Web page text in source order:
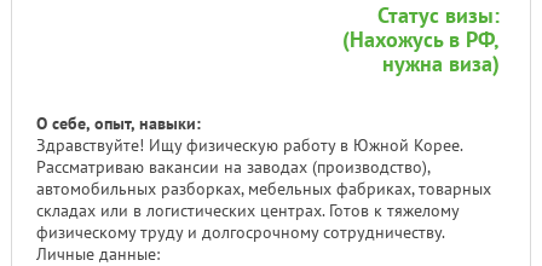
Статус визы:
(Нахожусь в РФ,
нужна виза)
О себе, опыт, навыки:
Здравствуйте! Ищу физическую работу в Южной Корее.
Рассматриваю вакансии на заводах (производство),
автомобильных разборках, мебельных фабриках, товарных
складах или в логистических центрах. Готов к тяжелому
физическому труду и долгосрочному сотрудничеству.
Личные данные: